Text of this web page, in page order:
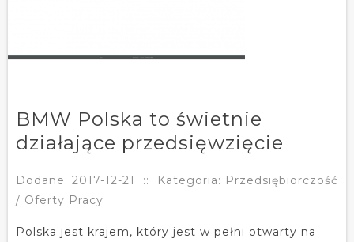
BMW Polska to świetnie
działające przedsięwzięcie
Dodane: 2017-12-21 ::
Kategoria: Przedsiębiorczość
/ Oferty Pracy
Polska jest krajem, który jest w pełni otwarty na